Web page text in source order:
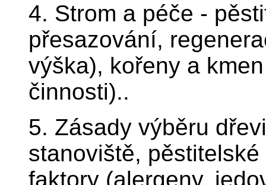
4. Strom a péče -
přesazování,
výška), kořeny a
činnosti)..
5. Zásady výběru
stanoviště,
faktory (alergeny,